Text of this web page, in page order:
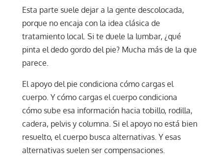
Esta parte suele dejar a la gente descolocada,
porque no encaja con la idea clásica de
tratamiento local. Si te duele la lumbar, ¿qué
pinta el dedo gordo del pie? Mucha más de la que
parece.
El apoyo del pie condiciona cómo cargas el
cuerpo. Y cómo cargas el cuerpo condiciona
cómo sube esa información hacia tobillo, rodilla,
cadera, pelvis y columna. Si el apoyo no está bien
resuelto, el cuerpo busca alternativas. Y esas
alternativas suelen ser compensaciones.